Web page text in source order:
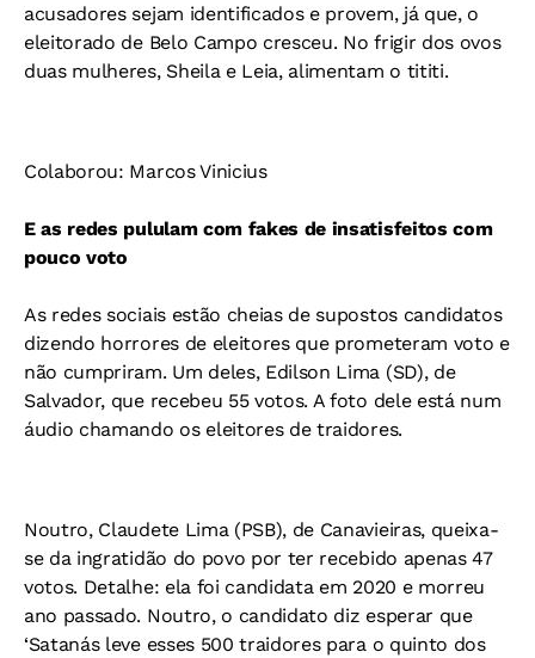
acusadores sejam identificados e provem, já que, o
eleitorado de Belo Campo cresceu. No frigir dos ovos
duas mulheres, Sheila e Leia, alimentam o tititi.
Colaborou: Marcos Vinicius
E as redes pululam com fakes de insatisfeitos com
pouco voto
As redes sociais estão cheias de supostos candidatos
dizendo horrores de eleitores que prometeram voto e
não cumpriram. Um deles, Edilson Lima (SD), de
Salvador, que recebeu 55 votos. A foto dele está num
áudio chamando os eleitores de traidores.
Noutro, Claudete Lima (PSB), de Canavieiras, queixa-
se da ingratidão do povo por ter recebido apenas 47
votos. Detalhe: ela foi candidata em 2020 e morreu
ano passado. Noutro, o candidato diz esperar que
‘Satanás leve esses 500 traidores para o quinto dos